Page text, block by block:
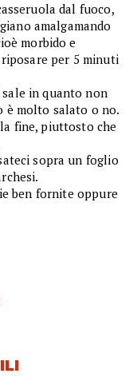
dal fuoco,
amalgamando
morbido e
per 5 minuti
in quanto non
è molto salato o no.
fine, piuttosto che
sopra un foglio
ben fornite oppure